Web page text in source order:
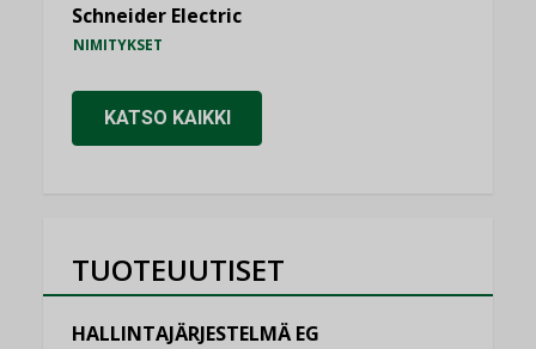
Schneider Electric
NIMITYKSET
KATSO KAIKKI
TUOTEUUTISET
HALLINTAJÄRJESTELMÄ EG